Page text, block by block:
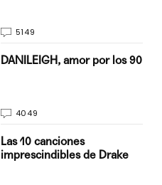
5149
DANILEIGH, amor por los 90
4049
Las 10 canciones
imprescindibles de Drake